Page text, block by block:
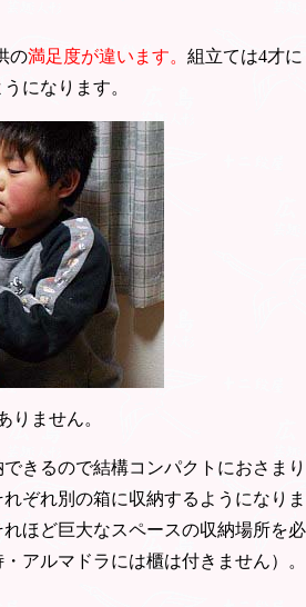
の満足度が違います。 組立ては4才に
になります。
りません。
きるので結構コンパクトにおさまり
ぞれ別の箱に収納するようになりま
れほど巨大なスペースの収納場所を必
アルマドラには櫃は付きません）。